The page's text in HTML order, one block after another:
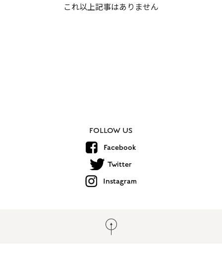
これ以上記事はありません
FOLLOW US
Facebook
Twitter
Instagram